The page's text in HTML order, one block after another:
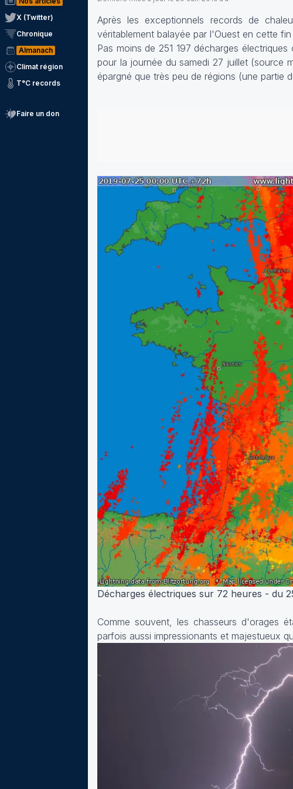
X (Twitter)
Chronique
Almanach
Climat région
T°C records
Faire un don
Après les exceptionnels records de
véritablement balayée par l'Ouest en cette
Pas moins de 251 197 décharges
pour la journée du samedi 27 juillet (source
épargné que très peu de régions (une partie
Décharges électriques sur 72 heures - du
Comme souvent, les chasseurs d'orages
parfois aussi impressionants et majestueux